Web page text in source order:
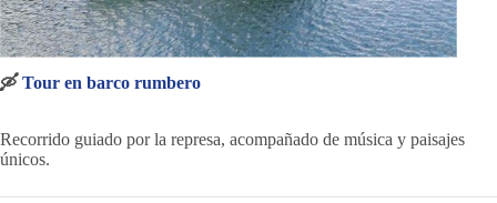
🛶 Tour en barco rumbero
Recorrido guiado por la represa, acompañado de música y paisajes
únicos.